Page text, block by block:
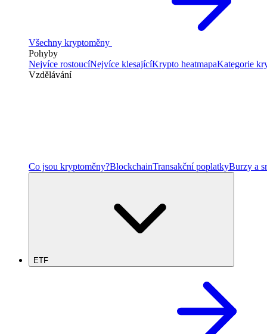
Všechny kryptoměny
Pohyby
Nejvíce rostoucíNejvíce klesajícíKrypto heatmapaKategorie
Vzdělávání
Co jsou kryptoměny?BlockchainTransakční poplatkyBurzy a
ETF